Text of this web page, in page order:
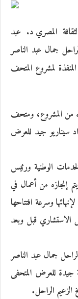
عبد
جمال عبد الناصر
لمشروع المتحف
من المشروع، ومتحف
سيناريو جيد للعرض
الوطنية ورئيس
إنجازه من أعمال في
وسرعة افتتاحها
قبل وبعد
جمال عبد الناصر
جيدة للعرض المتحفى
الزعيم الراحل.